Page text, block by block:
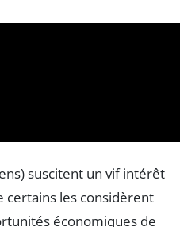
suscitent un vif intérêt
certains les considèrent
économiques de